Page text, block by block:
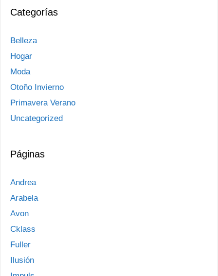
Categorías
Belleza
Hogar
Moda
Otoño Invierno
Primavera Verano
Uncategorized
Páginas
Andrea
Arabela
Avon
Cklass
Fuller
Ilusión